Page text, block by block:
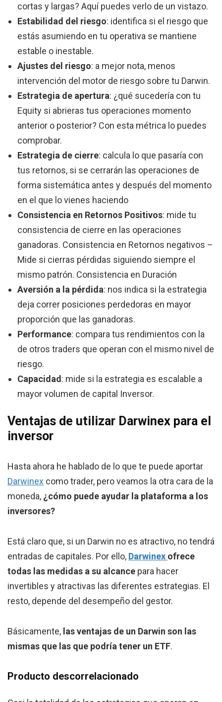
cortas y largas? Aquí puedes verlo de un vistazo.
Estabilidad del riesgo: identifica si el riesgo que
estás asumiendo en tu operativa se mantiene
estable o inestable.
Ajustes del riesgo: a mejor nota, menos
intervención del motor de riesgo sobre tu Darwin.
Estrategia de apertura: ¿qué sucedería con tu
Equity si abrieras tus operaciones momento
anterior o posterior? Con esta métrica lo puedes
comprobar.
Estrategia de cierre: calcula lo que pasaría con
tus retornos, si se cerrarán las operaciones de
forma sistemática antes y después del momento
en el que lo vienes haciendo
Consistencia en Retornos Positivos: mide tu
consistencia de cierre en las operaciones
ganadoras. Consistencia en Retornos negativos –
Mide si cierras pérdidas siguiendo siempre el
mismo patrón. Consistencia en Duración
Aversión a la pérdida: nos indica si la estrategia
deja correr posiciones perdedoras en mayor
proporción que las ganadoras.
Performance: compara tus rendimientos con la
de otros traders que operan con el mismo nivel de
riesgo.
Capacidad: mide si la estrategia es escalable a
mayor volumen de capital Inversor.
Ventajas de utilizar Darwinex para el
inversor
Hasta ahora he hablado de lo que te puede aportar
Darwinex como trader, pero veamos la otra cara de la
moneda, ¿cómo puede ayudar la plataforma a los
inversores?
Está claro que, si un Darwin no es atractivo, no tendrá
entradas de capitales. Por ello, Darwinex ofrece
todas las medidas a su alcance para hacer
invertibles y atractivas las diferentes estrategias. El
resto, depende del desempeño del gestor.
Básicamente, las ventajas de un Darwin son las
mismas que las que podría tener un ETF.
Producto descorrelacionado